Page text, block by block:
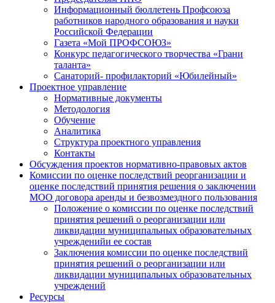
Информационный бюллетень Профсоюза
работников народного образования и науки
Российской Федерации
Газета «Мой ПРОФСОЮЗ»
Конкурс педагогического творчества «Грани
таланта»
Санаторий- профилакторий «Юбилейный»
Проектное управление
Нормативные документы
Методология
Обучение
Аналитика
Структура проектного управления
Контакты
Обсуждения проектов нормативно-правовых актов
Комиссии по оценке последствий реорганизации и
оценке последствий принятия решения о заключении
МОО договора аренды и безвозмездного пользования
Положение о комиссии по оценке последствий
принятия решений о реорганизации или
ликвидации муниципальных образовательных
учрежденийи ее состав
Заключения комиссии по оценке последствий
принятия решений о реорганизации или
ликвидации муниципальных образовательных
учреждений
Ресурсы